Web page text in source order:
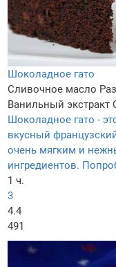
Шоколадное гато
Сливочное масло
Ванильный экстракт
Шоколадное гато -
вкусный
очень мягким и
ингредиентов.
1 ч.
3
4.4
491